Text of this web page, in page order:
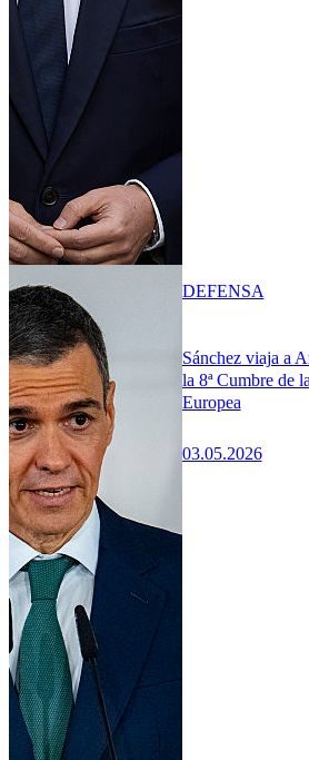
Sánchez viaja a
la 8ª Cumbre de
Europea
03.05.2026
DEFENSA